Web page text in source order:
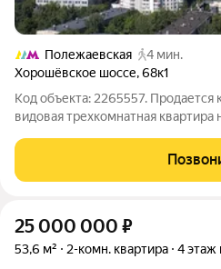
Полежаевская
4 мин.
Хорошёвское шоссе,68к1
Код объекта: 2265557.
видовая трехкомнатная квартира
собственника. Документы с 2005
инфраструктура и удобная
25 000 000 ₽
53,6 м² 2-комн. квартира 4 этаж